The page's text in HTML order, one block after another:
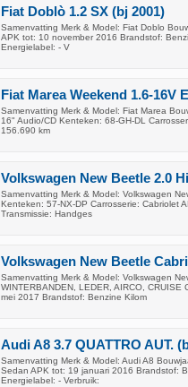
Fiat Doblò 1.2 SX (bj 2001)
Samenvatting Merk & Model: Fiat Doblo
APK tot: 10 november 2016 Brandstof:
Energielabel: - V
Fiat Marea Weekend 1.6-
Samenvatting Merk & Model: Fiat Marea
16" Audio/CD Kenteken: 68-GH-DL
156.690 km
Volkswagen New Beetle 2.0
Samenvatting Merk & Model: Volkswagen
Kenteken: 57-NX-DP Carrosserie: Cabriolet
Transmissie: Handges
Volkswagen New Beetle
Samenvatting Merk & Model: Volkswagen
WINTERBANDEN, LEDER, AIRCO,
mei 2017 Brandstof: Benzine Kilom
Audi A8 3.7 QUATTRO AUT.
Samenvatting Merk & Model: Audi A8
Sedan APK tot: 19 januari 2016 Brandstof:
Energielabel: - Verbruik: